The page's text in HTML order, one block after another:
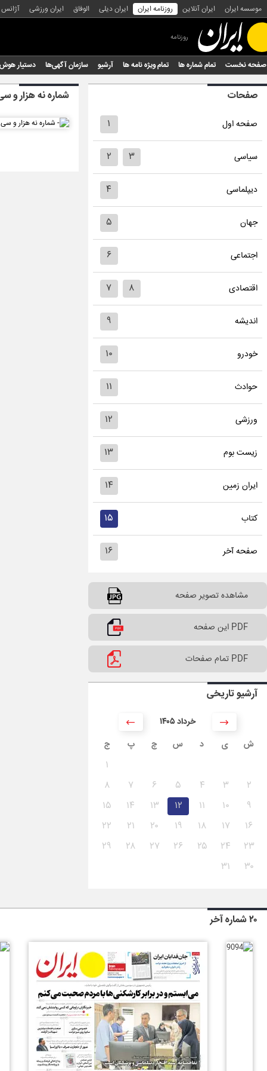
موسسه ایران ایران آنلاین روزنامه ایران ایران دیلی الوفاق ایران ورزشی
روزنامه
صفحه نخست تمام شماره ها تمام ویژه نامه ها آرشیو سازمان آگهی‌ها دستیار
صفحات
صفحه اول ۱
سیاسی ۲ ۳
دیپلماسی ۴
جهان ۵
اجتماعی ۶
اقتصادی ۷ ۸
اندیشه ۹
خودرو ۱۰
حوادث ۱۱
ورزشی ۱۲
زیست بوم ۱۳
ایران زمین ۱۴
کتاب ۱۵
صفحه آخر ۱۶
مشاهده تصویر صفحه
PDF این صفحه
PDF تمام صفحات
آرشیو تاریخی
۱۴۰۵ خرداد
ش
ی د س چ پ ج
۱
۲
۳ ۴ ۵ ۶ ۷
۸
۹
۱۰ ۱۱ ۱۲ ۱۳ ۱۴
۱۵
۱۶
۱۷ ۱۸ ۱۹ ۲۰ ۲۱
۲۲
۲۳
۲۴ ۲۵ ۲۶ ۲۷ ۲۸
۲۹
۳۰
۳۱
شماره نه هزار و
۲۰ شماره آخر